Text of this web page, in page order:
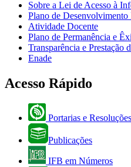
Sobre a Lei de Acesso à
Plano de
Atividade Docente
Plano de Permanência e
Transparência e Prestação
Enade
Acesso Rápido
Portarias e Resoluções
Publicações
IFB em Números